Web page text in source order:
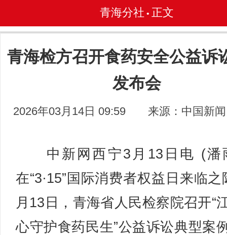
青海分社 • 正文
青海检方召开食药安全公益诉
发布会
2026年03月14日 09:59 来源：中国新
中新网西宁3月13日电 (潘
在“3·15”国际消费者权益日来临之
月13日，青海省人民检察院召开“
心守护食药民生”公益诉讼典型案